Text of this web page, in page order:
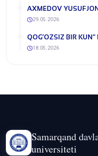
​AXMEDOV
29.05.2026
QOG‘OZSIZ BIR KUN”
18.05.2026
Samarqand
universiteti